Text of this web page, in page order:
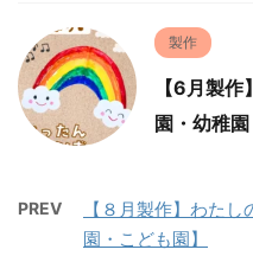
製作
【6月製
園・幼稚園
PREV
【８月製作】わた
園・こども園】